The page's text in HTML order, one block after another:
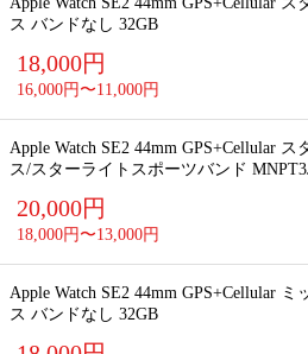
ス バンドなし 32GB
18,000円
16,000円〜11,000円
Apple Watch SE2 44mm GPS+Cellular
ス/スターライトスポーツバンド
20,000円
18,000円〜13,000円
Apple Watch SE2 44mm GPS+Cellular
ス バンドなし 32GB